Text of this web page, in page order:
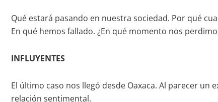
Qué estará pasando en nuestra sociedad. Por qué
En qué hemos fallado. ¿En qué momento nos
INFLUYENTES
El último caso nos llegó desde Oaxaca. Al parecer
relación sentimental.